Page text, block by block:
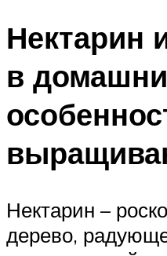
Нектарин
в
Нектарин –
дерево,